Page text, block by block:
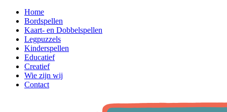
Home
Bordspellen
Kaart- en Dobbelspellen
Legpuzzels
Kinderspellen
Educatief
Creatief
Wie zijn wij
Contact